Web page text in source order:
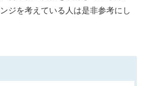
ジを考えている人は是非参考にし